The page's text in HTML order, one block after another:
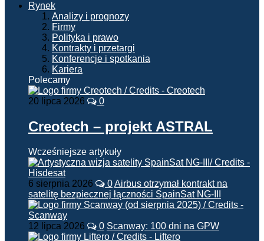
Rynek
Analizy i prognozy
Firmy
Polityka i prawo
Kontrakty i przetargi
Konferencje i spotkania
Kariera
Polecamy
20 lipca 2026 0
Creotech – projekt ASTRAL
Wcześniejsze artykuły
6 sierpnia 2026 0Airbus otrzymał kontrakt na
satelitę bezpiecznej łączności SpainSat NG-III
12 lipca 2026 0 Scanway: 100 dni na GPW